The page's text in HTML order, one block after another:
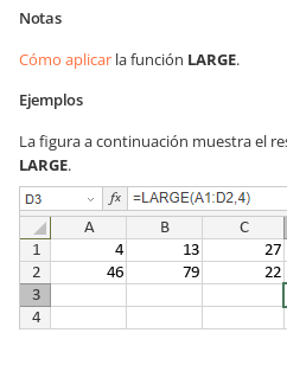
Notas
Cómo aplicar la función LARGE.
Ejemplos
La figura a continuación muestra el
LARGE.